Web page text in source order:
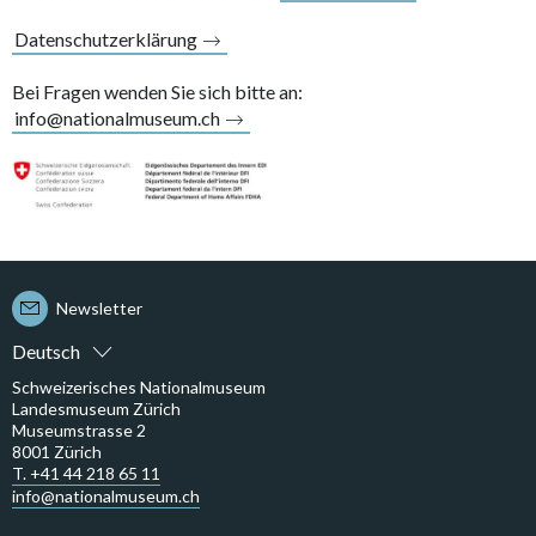
Datenschutzerklärung
Bei Fragen wenden Sie sich bitte an:
info@nationalmuseum.ch
Deutsch
Newsletter
Schweizerisches Nationalmuseum
Landesmuseum Zürich
Museumstrasse 2
8001 Zürich
T. +41 44 218 65 11
info@nationalmuseum.ch